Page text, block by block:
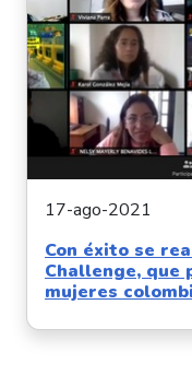
17-ago-2021
Con éxito se
Challenge,
mujeres